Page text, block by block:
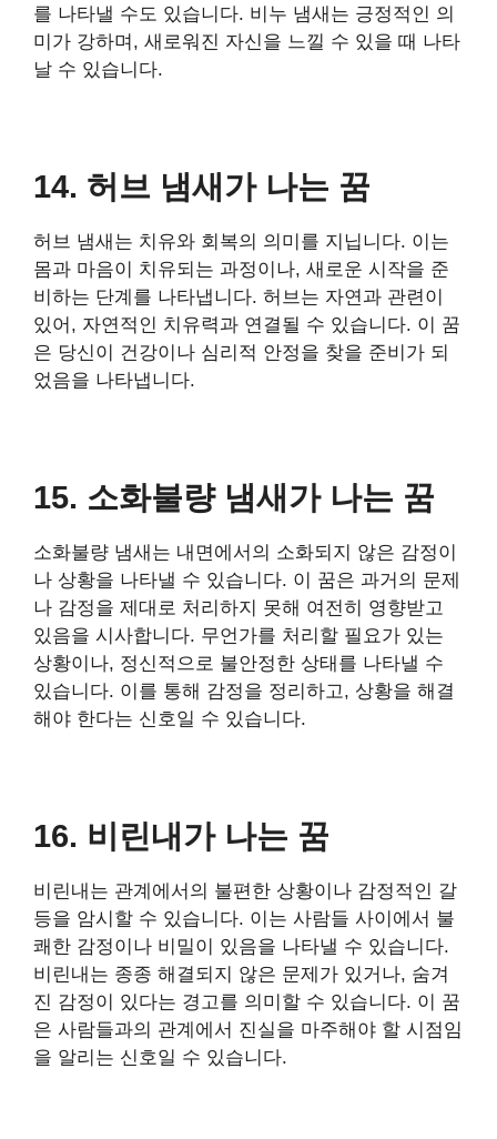
를 나타낼 수도 있습니다. 비누 냄새는 긍정적인 의
미가 강하며, 새로워진 자신을 느낄 수 있을 때 나타
날 수 있습니다.
14. 허브 냄새가 나는 꿈
허브 냄새는 치유와 회복의 의미를 지닙니다. 이는
몸과 마음이 치유되는 과정이나, 새로운 시작을 준
비하는 단계를 나타냅니다. 허브는 자연과 관련이
있어, 자연적인 치유력과 연결될 수 있습니다. 이 꿈
은 당신이 건강이나 심리적 안정을 찾을 준비가 되
었음을 나타냅니다.
15. 소화불량 냄새가 나는 꿈
소화불량 냄새는 내면에서의 소화되지 않은 감정이
나 상황을 나타낼 수 있습니다. 이 꿈은 과거의 문제
나 감정을 제대로 처리하지 못해 여전히 영향받고
있음을 시사합니다. 무언가를 처리할 필요가 있는
상황이나, 정신적으로 불안정한 상태를 나타낼 수
있습니다. 이를 통해 감정을 정리하고, 상황을 해결
해야 한다는 신호일 수 있습니다.
16. 비린내가 나는 꿈
비린내는 관계에서의 불편한 상황이나 감정적인 갈
등을 암시할 수 있습니다. 이는 사람들 사이에서 불
쾌한 감정이나 비밀이 있음을 나타낼 수 있습니다.
비린내는 종종 해결되지 않은 문제가 있거나, 숨겨
진 감정이 있다는 경고를 의미할 수 있습니다. 이 꿈
은 사람들과의 관계에서 진실을 마주해야 할 시점임
을 알리는 신호일 수 있습니다.